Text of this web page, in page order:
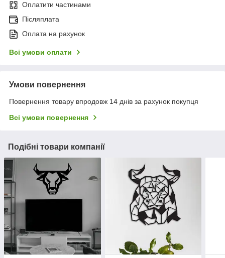
Оплатити частинами
Післяплата
Оплата на рахунок
Всі умови оплати
Умови повернення
Повернення товару впродовж 14 днів за рахунок покупця
Всі умови повернення
Подібні товари компанії